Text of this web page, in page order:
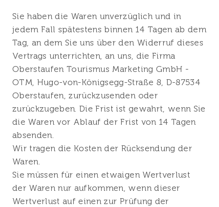
Sie haben die Waren unverzüglich und in
jedem Fall spätestens binnen 14 Tagen ab dem
Tag, an dem Sie uns über den Widerruf dieses
Vertrags unterrichten, an uns, die Firma
Oberstaufen Tourismus Marketing GmbH -
OTM, Hugo-von-Königsegg-Straße 8, D-87534
Oberstaufen, zurückzusenden oder
zurückzugeben. Die Frist ist gewahrt, wenn Sie
die Waren vor Ablauf der Frist von 14 Tagen
absenden.
Wir tragen die Kosten der Rücksendung der
Waren.
Sie müssen für einen etwaigen Wertverlust
der Waren nur aufkommen, wenn dieser
Wertverlust auf einen zur Prüfung der